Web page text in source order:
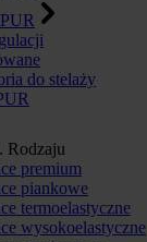
do stelaży
Rodzaju
premium
piankowe
termoelastyczne
wysokoelastyczne